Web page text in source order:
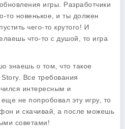
игры. Разработчики
то новенькое, и ты должен
чего-то крутого! И
что-то с душой, то игра
знаешь о том, что такое
Все требования
интересным и
не попробовал эту игру, то
и скачивай, а после можешь
советами!